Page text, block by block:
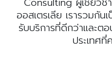
ออสเตรเลีย เรารวมกั
รับบริการที่ดีกว่าและต
ประเทศ